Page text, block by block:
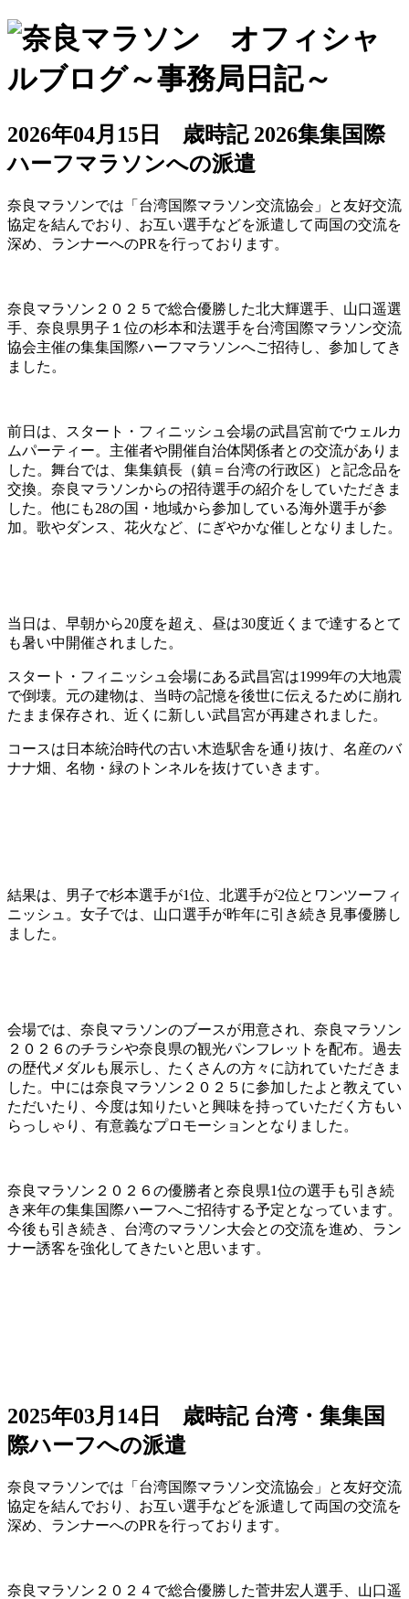
2026年04月15日 歳時記 2026集集国際
ハーフマラソンへの派遣
奈良マラソンでは「台湾国際マラソン交流協会」と友好交流
協定を結んでおり、お互い選手などを派遣して両国の交流を
深め、ランナーへのPRを行っております。
奈良マラソン２０２５で総合優勝した北大輝選手、山口遥選
手、奈良県男子１位の杉本和法選手を台湾国際マラソン交流
協会主催の集集国際ハーフマラソンへご招待し、参加してき
ました。
前日は、スタート・フィニッシュ会場の武昌宮前でウェルカ
ムパーティー。主催者や開催自治体関係者との交流がありま
した。舞台では、集集鎮長（鎮＝台湾の行政区）と記念品を
交換。奈良マラソンからの招待選手の紹介をしていただきま
した。他にも28の国・地域から参加している海外選手が参
加。歌やダンス、花火など、にぎやかな催しとなりました。
当日は、早朝から20度を超え、昼は30度近くまで達するとて
も暑い中開催されました。
スタート・フィニッシュ会場にある武昌宮は1999年の大地震
で倒壊。元の建物は、当時の記憶を後世に伝えるために崩れ
たまま保存され、近くに新しい武昌宮が再建されました。
コースは日本統治時代の古い木造駅舎を通り抜け、名産のバ
ナナ畑、名物・緑のトンネルを抜けていきます。
結果は、男子で杉本選手が1位、北選手が2位とワンツーフィ
ニッシュ。女子では、山口選手が昨年に引き続き見事優勝し
ました。
会場では、奈良マラソンのブースが用意され、奈良マラソン
２０２６のチラシや奈良県の観光パンフレットを配布。過去
の歴代メダルも展示し、たくさんの方々に訪れていただきま
した。中には奈良マラソン２０２５に参加したよと教えてい
ただいたり、今度は知りたいと興味を持っていただく方もい
らっしゃり、有意義なプロモーションとなりました。
奈良マラソン２０２６の優勝者と奈良県1位の選手も引き続
き来年の集集国際ハーフへご招待する予定となっています。
今後も引き続き、台湾のマラソン大会との交流を進め、ラン
ナー誘客を強化してきたいと思います。
2025年03月14日 歳時記 台湾・集集国
際ハーフへの派遣
奈良マラソンでは「台湾国際マラソン交流協会」と友好交流
協定を結んでおり、お互い選手などを派遣して両国の交流を
深め、ランナーへのPRを行っております。
奈良マラソン２０２４で総合優勝した菅井宏人選手、山口遥